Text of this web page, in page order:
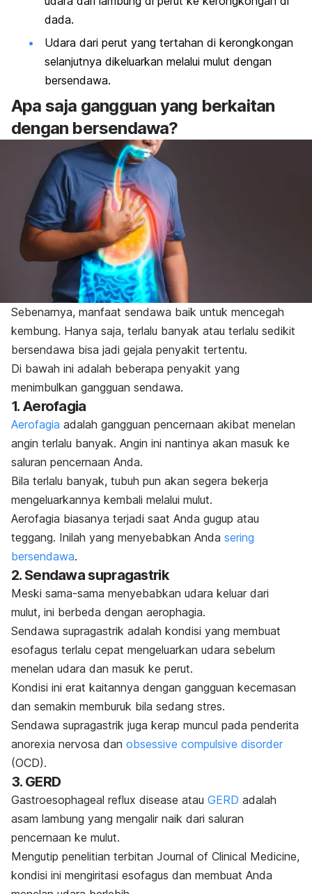
dada.
Udara dari perut yang tertahan di kerongkongan
selanjutnya dikeluarkan melalui mulut dengan
bersendawa.
Apa saja gangguan yang berkaitan
dengan bersendawa?
Sebenarnya, manfaat sendawa baik untuk mencegah
kembung. Hanya saja, terlalu banyak atau terlalu sedikit
bersendawa bisa jadi gejala penyakit tertentu.
Di bawah ini adalah beberapa penyakit yang
menimbulkan gangguan sendawa.
1. Aerofagia
Aerofagia adalah gangguan pencernaan akibat menelan
angin terlalu banyak. Angin ini nantinya akan masuk ke
saluran pencernaan Anda.
Bila terlalu banyak, tubuh pun akan segera bekerja
mengeluarkannya kembali melalui mulut.
Aerofagia biasanya terjadi saat Anda gugup atau
teggang. Inilah yang menyebabkan Anda sering
bersendawa.
2. Sendawa supragastrik
Meski sama-sama menyebabkan udara keluar dari
mulut, ini berbeda dengan aerophagia.
Sendawa supragastrik adalah kondisi yang membuat
esofagus terlalu cepat mengeluarkan udara sebelum
menelan udara dan masuk ke perut.
Kondisi ini erat kaitannya dengan gangguan kecemasan
dan semakin memburuk bila sedang stres.
Sendawa supragastrik juga kerap muncul pada penderita
anorexia nervosa dan obsessive compulsive disorder
(OCD).
3. GERD
Gastroesophageal reflux disease atau GERD adalah
asam lambung yang mengalir naik dari saluran
pencernaan ke mulut.
Mengutip penelitian terbitan Journal of Clinical Medicine,
kondisi ini mengiritasi esofagus dan membuat Anda